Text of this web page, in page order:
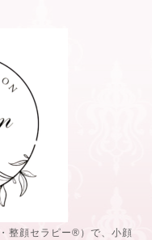
整顔セラピー®️）で、小顔